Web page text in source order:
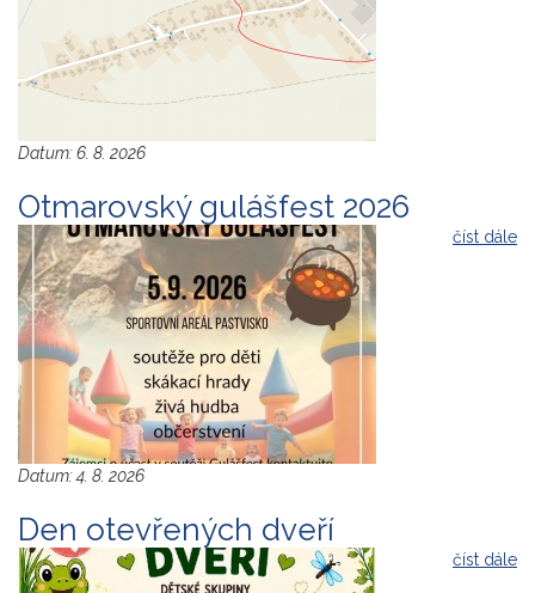
Datum:6. 8. 2026
Otmarovský gulášfest 2026
číst dále
Datum:4. 8. 2026
Den otevřených dveří
číst dále